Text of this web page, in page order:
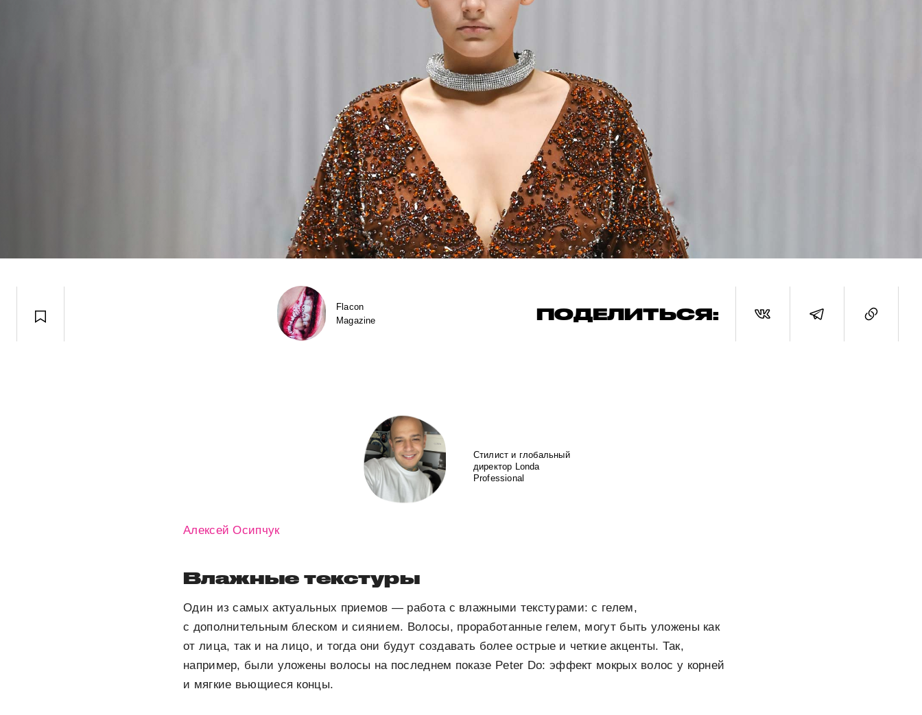
Flacon
Magazine
ПОДЕЛИТЬСЯ:
Алексей Осипчук
Стилист и глобальный
директор Londa
Professional
Влажные текстуры
Один из самых актуальных приемов — работа с влажными текстурами: с гелем,
с дополнительным блеском и сиянием. Волосы, проработанные гелем, могут быть уложены как
от лица, так и на лицо, и тогда они будут создавать более острые и четкие акценты. Так,
например, были уложены волосы на последнем показе Peter Do: эффект мокрых волос у корней
и мягкие вьющиеся концы.